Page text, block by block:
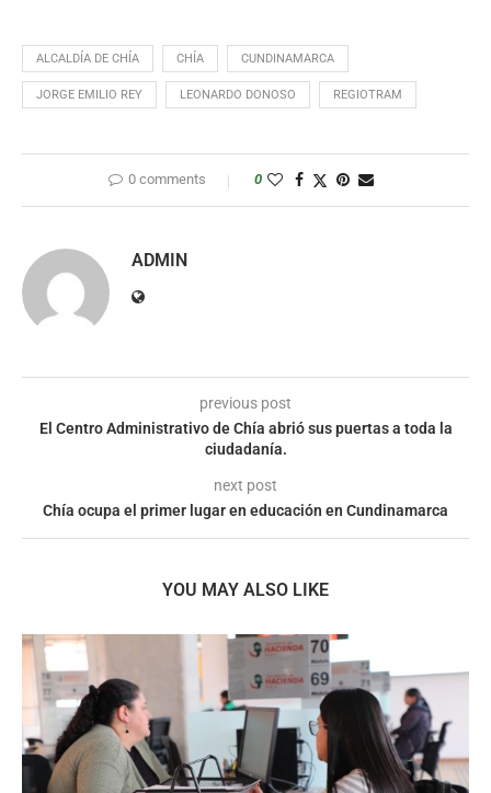
ALCALDÍA DE CHÍA CHÍA CUNDINAMARCA
JORGE EMILIO REY LEONARDO DONOSO REGIOTRAM
0 comments 0
ADMIN
previous post
El Centro Administrativo de Chía abrió sus puertas a toda la
ciudadanía.
next post
Chía ocupa el primer lugar en educación en Cundinamarca
YOU MAY ALSO LIKE